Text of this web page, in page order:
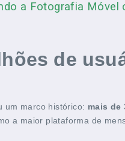
a Fotografia Móvel
de
um marco histórico: mais de
a maior plataforma de